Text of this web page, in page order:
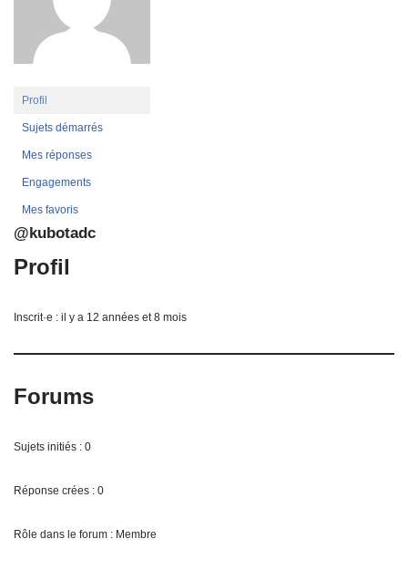
Profil
Sujets démarrés
Mes réponses
Engagements
Mes favoris
@kubotadc
Profil
Inscrit·e : il y a 12 années et 8 mois
Forums
Sujets initiés : 0
Réponse crées : 0
Rôle dans le forum : Membre